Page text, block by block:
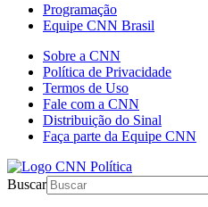
Programação
Equipe CNN Brasil
Sobre a CNN
Política de Privacidade
Termos de Uso
Fale com a CNN
Distribuição do Sinal
Faça parte da Equipe CNN
Buscar